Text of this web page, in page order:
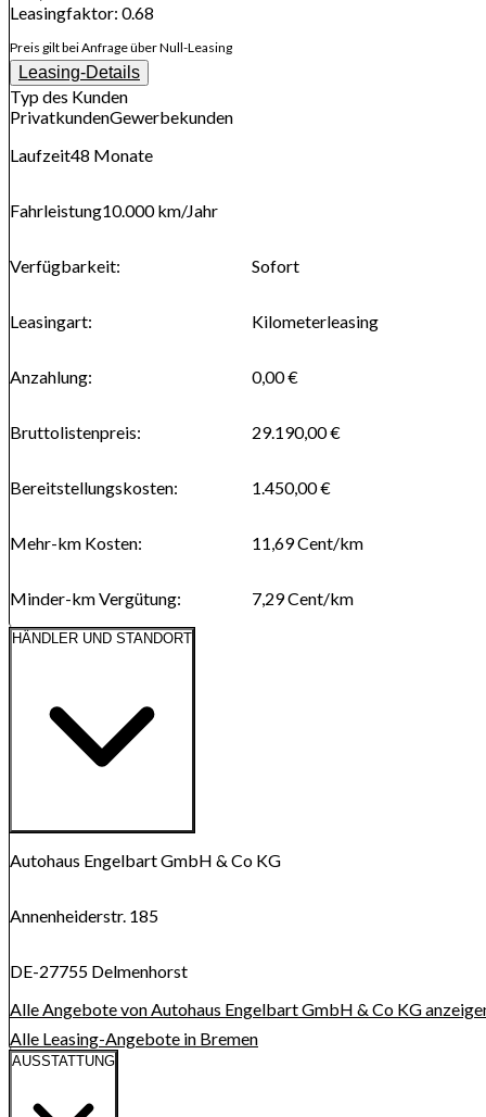
Leasingfaktor: 0.68
Preis gilt bei Anfrage über Null-Leasing
Leasing-Details
Typ des Kunden
PrivatkundenGewerbekunden
Laufzeit48 Monate
Fahrleistung10.000 km/Jahr
Verfügbarkeit: Sofort
Leasingart: Kilometerleasing
Anzahlung: 0,00 €
Bruttolistenpreis: 29.190,00 €
Bereitstellungskosten: 1.450,00 €
Mehr-km Kosten: 11,69Cent/km
Minder-km Vergütung: 7,29Cent/km
HÄNDLER UND STANDORT
Karte wird geladen...
Autohaus Engelbart GmbH & Co KG
Annenheiderstr. 185
DE-27755 Delmenhorst
Alle Angebote von Autohaus Engelbart GmbH & Co KG
Alle Leasing-Angebote in Bremen
AUSSTATTUNG